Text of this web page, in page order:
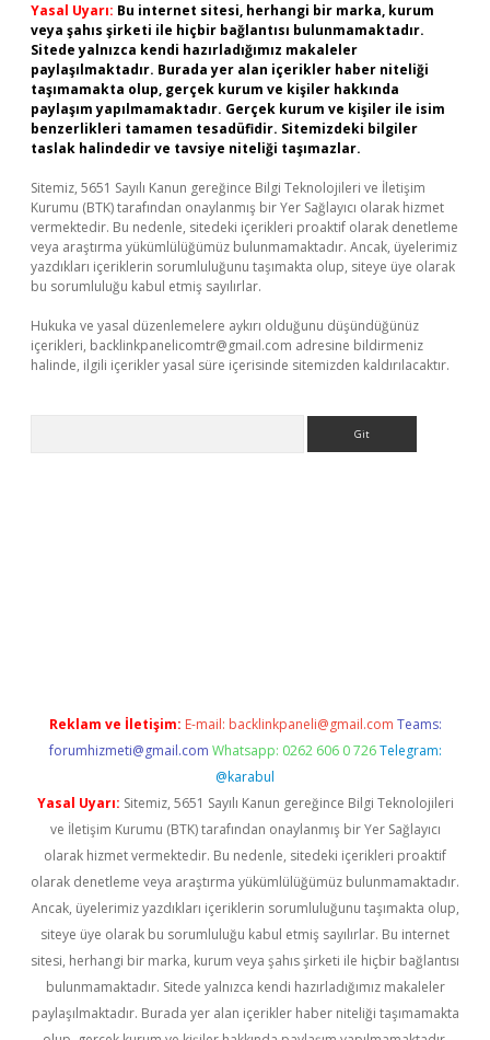
Yasal Uyarı: Bu internet sitesi, herhangi bir marka, kurum
veya şahıs şirketi ile hiçbir bağlantısı bulunmamaktadır.
Sitede yalnızca kendi hazırladığımız makaleler
paylaşılmaktadır. Burada yer alan içerikler haber niteliği
taşımamakta olup, gerçek kurum ve kişiler hakkında
paylaşım yapılmamaktadır. Gerçek kurum ve kişiler ile isim
benzerlikleri tamamen tesadüfidir. Sitemizdeki bilgiler
taslak halindedir ve tavsiye niteliği taşımazlar.
Sitemiz, 5651 Sayılı Kanun gereğince Bilgi Teknolojileri ve İletişim
Kurumu (BTK) tarafından onaylanmış bir Yer Sağlayıcı olarak hizmet
vermektedir. Bu nedenle, sitedeki içerikleri proaktif olarak denetleme
veya araştırma yükümlülüğümüz bulunmamaktadır. Ancak, üyelerimiz
yazdıkları içeriklerin sorumluluğunu taşımakta olup, siteye üye olarak
bu sorumluluğu kabul etmiş sayılırlar.
Hukuka ve yasal düzenlemelere aykırı olduğunu düşündüğünüz
içerikleri, backlinkpanelicomtr@gmail.com adresine bildirmeniz
halinde, ilgili içerikler yasal süre içerisinde sitemizden kaldırılacaktır.
Reklam ve İletişim: E-mail: backlinkpaneli@gmail.com Teams:
forumhizmeti@gmail.com Whatsapp: 0262 606 0 726 Telegram:
@karabul
Yasal Uyarı: Sitemiz, 5651 Sayılı Kanun gereğince Bilgi Teknolojileri
ve İletişim Kurumu (BTK) tarafından onaylanmış bir Yer Sağlayıcı
olarak hizmet vermektedir. Bu nedenle, sitedeki içerikleri proaktif
olarak denetleme veya araştırma yükümlülüğümüz bulunmamaktadır.
Ancak, üyelerimiz yazdıkları içeriklerin sorumluluğunu taşımakta olup,
siteye üye olarak bu sorumluluğu kabul etmiş sayılırlar. Bu internet
sitesi, herhangi bir marka, kurum veya şahıs şirketi ile hiçbir bağlantısı
bulunmamaktadır. Sitede yalnızca kendi hazırladığımız makaleler
paylaşılmaktadır. Burada yer alan içerikler haber niteliği taşımamakta